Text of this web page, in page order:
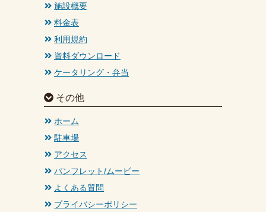
施設概要
料金表
利用規約
資料ダウンロード
ケータリング・弁当
その他
ホーム
駐車場
アクセス
パンフレット/ムービー
よくある質問
プライバシーポリシー